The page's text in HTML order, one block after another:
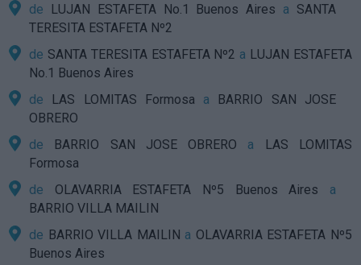
de
LUJAN ESTAFETA No.1 Buenos Aires a SANTA
TERESITA ESTAFETA Nº2
de SANTA TERESITA ESTAFETA Nº2 a LUJAN ESTAFETA
No.1 Buenos Aires
de LAS LOMITAS Formosa a BARRIO SAN JOSE
OBRERO
de BARRIO SAN JOSE OBRERO a
LAS LOMITAS
Formosa
de OLAVARRIA ESTAFETA Nº5 Buenos Aires a
BARRIO VILLA MAILIN
de BARRIO VILLA MAILIN a OLAVARRIA ESTAFETA Nº5
Buenos Aires